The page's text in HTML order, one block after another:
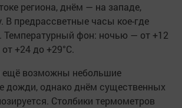
региона, днём — на западе,
В предрассветные часы кое-где
Температурный фон: ночью — от +12
+24 до +29°C.
ещё возможны небольшие
дожди, однако днём существенных
Столбики термометров